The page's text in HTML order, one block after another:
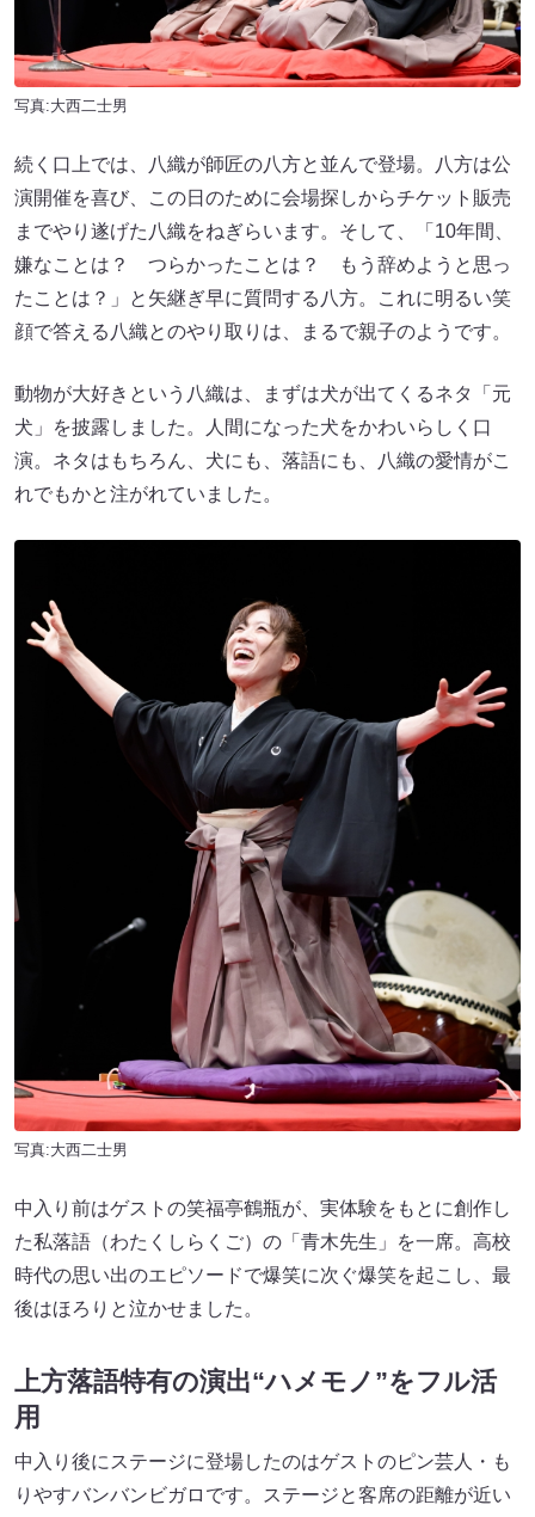
写真:大西二士男
続く口上では、八織が師匠の八方と並んで登場。八方は公
演開催を喜び、この日のために会場探しからチケット販売
までやり遂げた八織をねぎらいます。そして、「10年間、
嫌なことは？ つらかったことは？ もう辞めようと思っ
たことは？」と矢継ぎ早に質問する八方。これに明るい笑
顔で答える八織とのやり取りは、まるで親子のようです。
動物が大好きという八織は、まずは犬が出てくるネタ「元
犬」を披露しました。人間になった犬をかわいらしく口
演。ネタはもちろん、犬にも、落語にも、八織の愛情がこ
れでもかと注がれていました。
写真:大西二士男
中入り前はゲストの笑福亭鶴瓶が、実体験をもとに創作し
た私落語（わたくしらくご）の「青木先生」を一席。高校
時代の思い出のエピソードで爆笑に次ぐ爆笑を起こし、最
後はほろりと泣かせました。
上方落語特有の演出“ハメモノ”をフル活
用
中入り後にステージに登場したのはゲストのピン芸人・も
りやすバンバンビガロです。ステージと客席の距離が近い